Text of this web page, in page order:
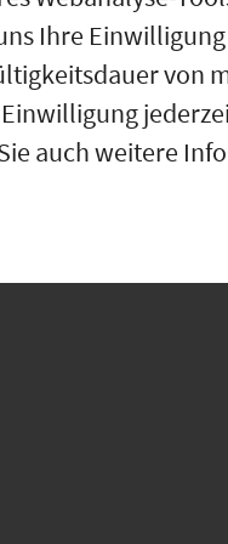
Ihre Einwilligung
von
auch weitere